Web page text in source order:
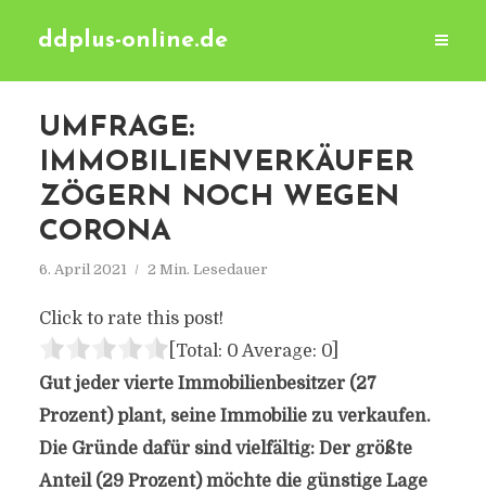
ddplus-online.de
UMFRAGE:
IMMOBILIENVERKÄUFER
ZÖGERN NOCH WEGEN
CORONA
6. April 2021 2 Min. Lesedauer
Click to rate this post!
[Total: 0 Average: 0]
Gut jeder vierte Immobilienbesitzer (27
Prozent) plant, seine Immobilie zu verkaufen.
Die Gründe dafür sind vielfältig: Der größte
Anteil (29 Prozent) möchte die günstige Lage